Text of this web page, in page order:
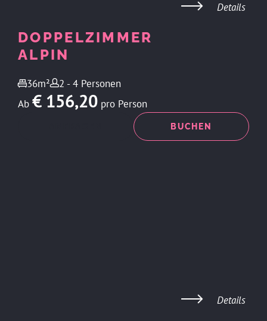
DOPPELZIMMER
ALPIN
36m²
2 - 4 Personen
Ab € 156,20 pro Person
BUCHEN
Details
Details